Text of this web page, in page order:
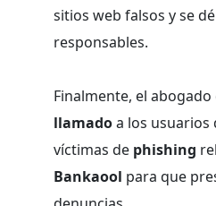
sitios web falsos y se
responsables.
Finalmente, el abogado
llamadoa los usuarios
víctimas de phishing
Bankaool para que